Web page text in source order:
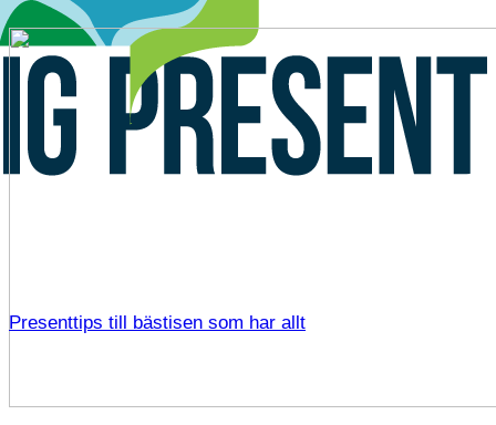
Presenttips till bästisen som har allt